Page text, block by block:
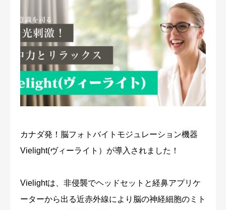
カナダ発！脳フォトバイトモジュレーション機器
Vielight(ヴィーライト）が導入されました！
Vielightは、非侵襲でヘッドセットと経鼻アプリケ
ーターから出る近赤外線により脳の神経細胞のミト
ブログ
お問い合わせ窓口
アクセス・診療時間
キャンセルポリシーについて